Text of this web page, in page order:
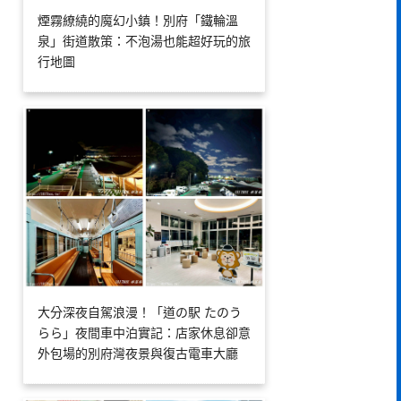
煙霧繚繞的魔幻小鎮！別府「鐵輪溫
泉」街道散策：不泡湯也能超好玩的旅
行地圖
大分深夜自駕浪漫！「道の駅 たのう
らら」夜間車中泊實記：店家休息卻意
外包場的別府灣夜景與復古電車大廳